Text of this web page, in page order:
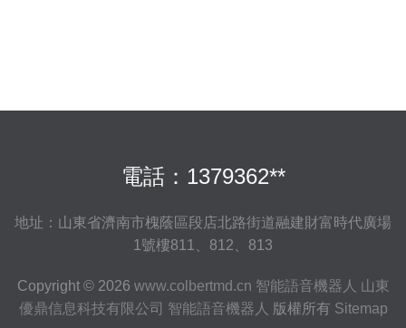
電話：1379362**
地址：山東省濟南市槐蔭區段店北路街道融建財富時代廣場
1號樓811、812、813
Copyright © 2026 www.colbertmd.cn 智能語音機器人 山東
優鼎信息科技有限公司 智能語音機器人 版權所有 Sitemap